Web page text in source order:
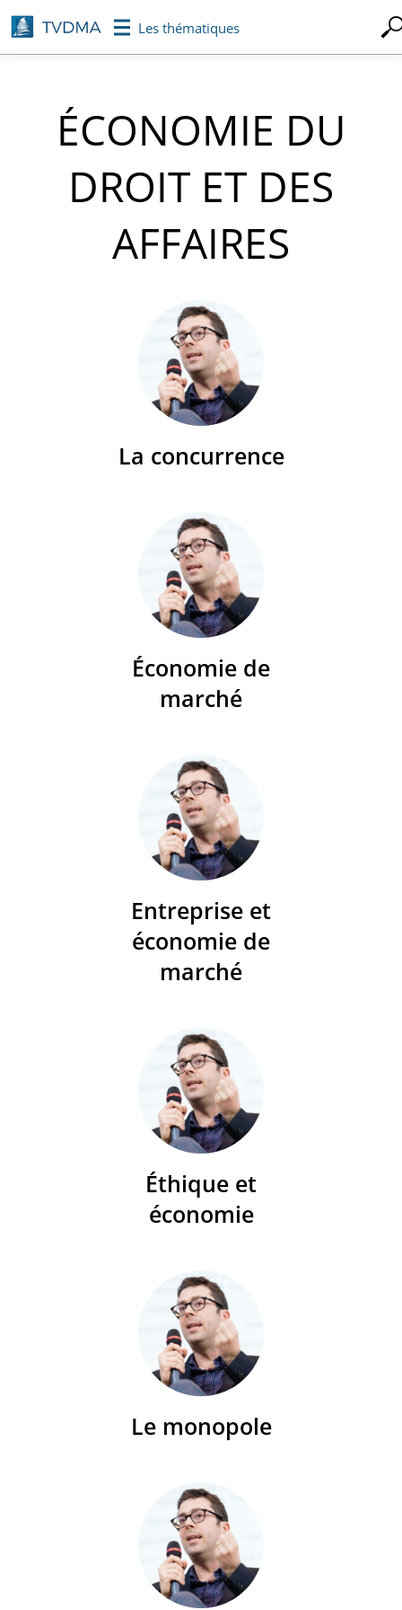
Aller
au
contenu
Les thématiques
ÉCONOMIE DU
DROIT ET DES
AFFAIRES
La concurrence
Économie de
marché
Entreprise et
économie de
marché
Éthique et
économie
Le monopole